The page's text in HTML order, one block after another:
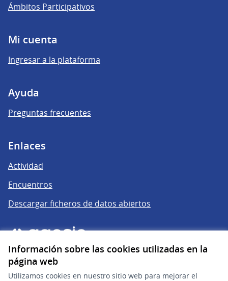
Información sobre las cookies utilizadas en la
página web
Utilizamos cookies en nuestro sitio web para mejorar el
Ámbitos Participativos
Mi cuenta
Ingresar a la plataforma
Ayuda
Preguntas frecuentes
Enlaces
Actividad
Encuentros
Descargar ficheros de datos abiertos